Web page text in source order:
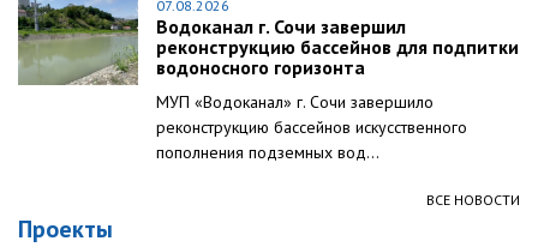
07.08.2026
Водоканал г. Сочи завершил
реконструкцию бассейнов для подпитки
водоносного горизонта
МУП «Водоканал» г. Сочи завершило
реконструкцию бассейнов искусственного
пополнения подземных вод...
ВСЕ НОВОСТИ
Проекты